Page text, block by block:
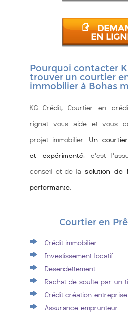
EN
Pourquoi contacter
trouver un courtier
immobilier à Bohas
KG Crédit, Courtier en
rignat vous aide et vous
projet immobilier. Un
et expérimenté, c'est
conseil et de la solution de
performante
Courtier en
Crédit immobilier
Investissement locatif
Desendettement
Rachat de soulte par un
Crédit création entreprise
Assurance emprunteur